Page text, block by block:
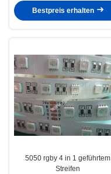
Bestpreis erhalten
5050 rgby 4 in 1 geführtem
Streifen